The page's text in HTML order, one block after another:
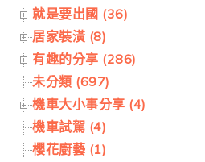
就是要出國 (36)
居家裝潢 (8)
有趣的分享 (286)
未分類 (697)
機車大小事分享 (4)
機車試駕 (4)
櫻花廚藝 (1)